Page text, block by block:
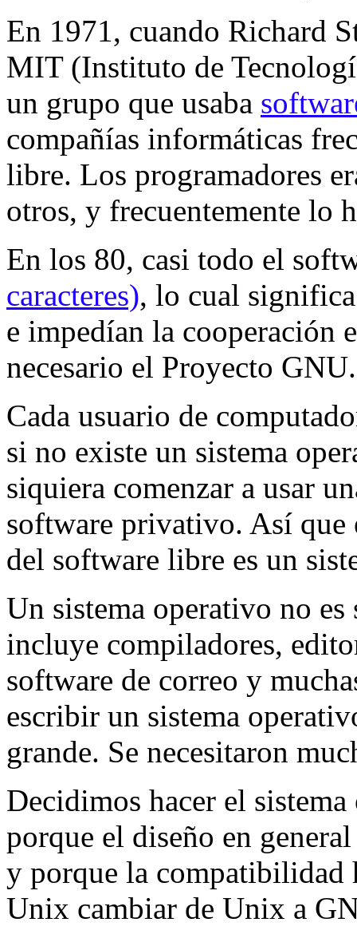
En 1971, cuando Richard
MIT (Instituto de
un grupo que usaba
compañías informáticas
libre. Los programadores
otros, y frecuentemente lo
En los 80, casi todo el
caracteres), lo cual
e impedían la cooperación
necesario el Proyecto GNU.
Cada usuario de
si no existe un sistema
siquiera comenzar a usar
software privativo. Así que
del software libre es un
Un sistema operativo no
incluye compiladores,
software de correo y
escribir un sistema
grande. Se necesitaron
Decidimos hacer el
porque el diseño en
y porque la compatibilidad
Unix cambiar de Unix a